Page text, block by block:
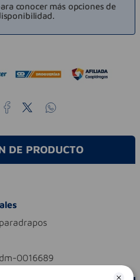
conocer más opciones de
DE PRODUCTO
0016689